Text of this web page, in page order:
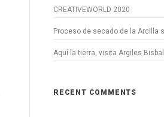
CREATIVEWORLD 2020
Proceso de secado de la Arcilla
Aquí la tierra, visita Argiles Bisbal
RECENT COMMENTS